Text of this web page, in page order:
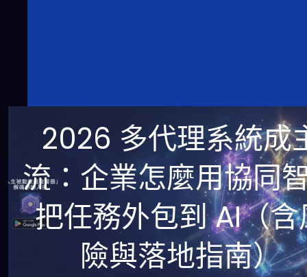
2026 多代理系統成
流：企業怎麼用協同
把任務外包到 AI（含
險與落地指南）